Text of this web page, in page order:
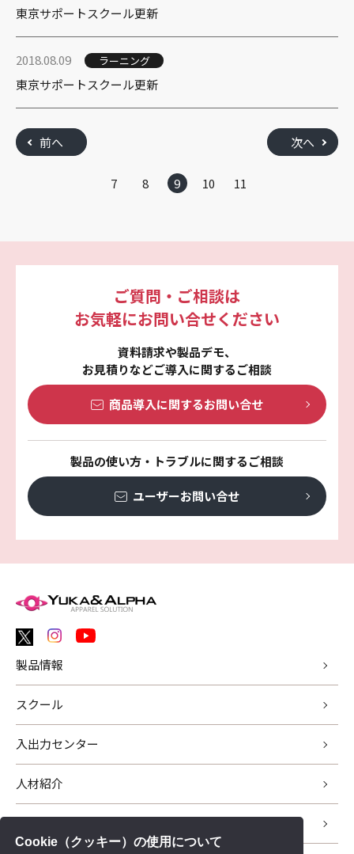
Cookie（クッキー）の使用について
東京サポートスクール更新
2018.08.09 ラーニング
東京サポートスクール更新
前へ
7 8 9 10 11
次へ
ご質問・ご相談は
お気軽にお問い合せください
資料請求や製品デモ、
お見積りなどご導入に関するご相談
商品導入に関するお問い合せ
製品の使い方・トラブルに関するご相談
ユーザーお問い合せ
製品情報
スクール
入出力センター
人材紹介